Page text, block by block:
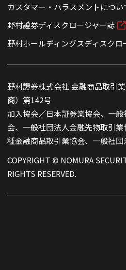
カスタマー・ハラスメントについ
野村證券ディスクロージャー誌
野村ホールディングスディスクロ
野村證券株式会社 金融商品取引
商）第142号
加入協会／日本証券業協会、一
会、一般社団法人金融先物取引
種金融商品取引業協会、一般社
COPYRIGHT © NOMURA
RIGHTS RESERVED.